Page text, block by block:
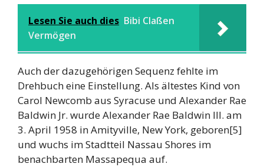
Lesen Sie auch dies Bibi Claßen
Vermögen
Auch der dazugehörigen Sequenz fehlte im
Drehbuch eine Einstellung. Als ältestes Kind von
Carol Newcomb aus Syracuse und Alexander Rae
Baldwin Jr. wurde Alexander Rae Baldwin III. am
3. April 1958 in Amityville, New York, geboren[5]
und wuchs im Stadtteil Nassau Shores im
benachbarten Massapequa auf.